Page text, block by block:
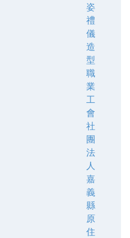
姿
禮
儀
造
型
職
業
工
會
社
團
法
人
嘉
義
縣
原
住